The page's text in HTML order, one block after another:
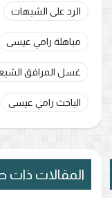
الرد على الشبهات
مباهلة رامي عيسى
غسل المرافق
الباحث رامي عيسى
المقالات ذات